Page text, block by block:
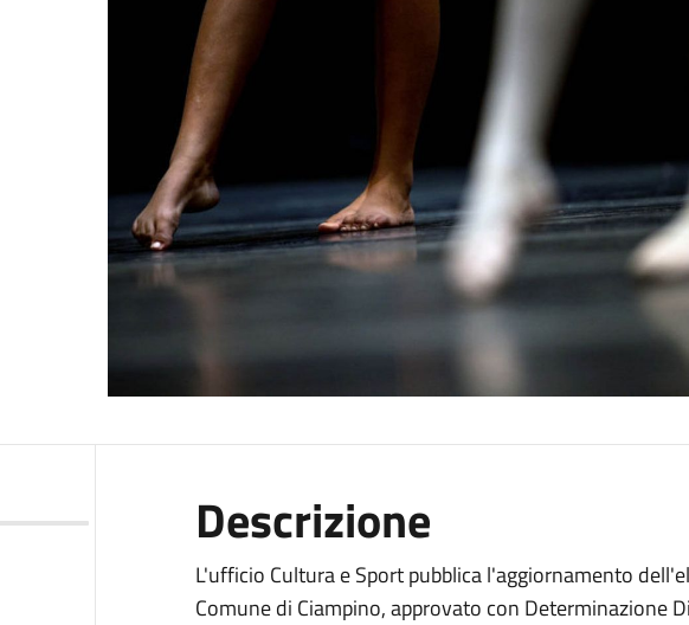
Descrizione
L'ufficio Cultura e Sport pubblica l'aggiornamento
Comune di Ciampino, approvato con Determinazione